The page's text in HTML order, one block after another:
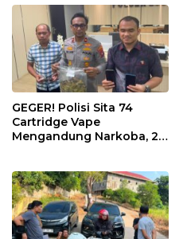
GEGER! Polisi Sita 74
Cartridge Vape
Mengandung Narkoba, 2